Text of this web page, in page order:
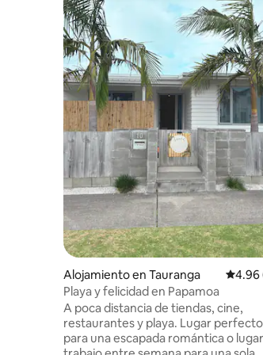
Alojamiento en Tauranga
4.96
Playa y felicidad en Papamoa
A poca distancia de tiendas, cine,
restaurantes y playa. Lugar perfecto
para una escapada romántica o